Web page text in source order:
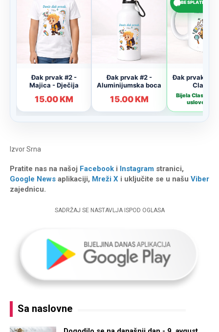
IzvorSrna
Pratite nas na našoj Facebook i Instagram stranici,
Google News aplikaciji, Mreži X i uključite se u našu Viber
zajednicu.
SADRŽAJ SE NASTAVLJA ISPOD OGLASA
Sa naslovne